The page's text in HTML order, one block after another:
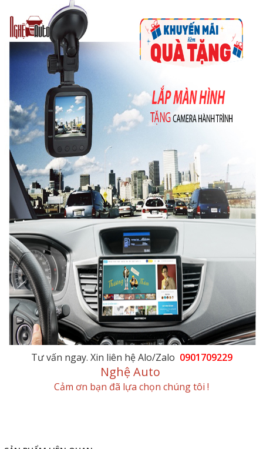
Tư vấn ngay. Xin liên hệ Alo/Zalo 0901709229
Nghệ Auto
Cảm ơn bạn đã lựa chọn chúng tôi !